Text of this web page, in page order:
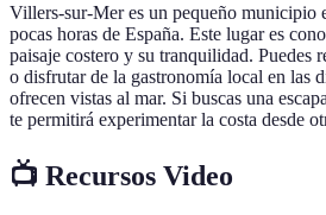
Villers-sur-Mer es un pequeño municipio
pocas horas de España. Este lugar es
paisaje costero y su tranquilidad. Puedes
o disfrutar de la gastronomía local en las
ofrecen vistas al mar. Si buscas una
te permitirá experimentar la costa desde
📺 Recursos Video